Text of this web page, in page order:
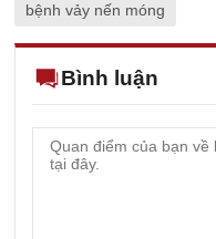
bệnh vảy nến móng
Bình luận